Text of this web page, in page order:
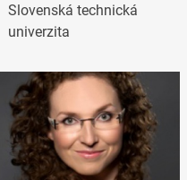
Slovenská technická
univerzita